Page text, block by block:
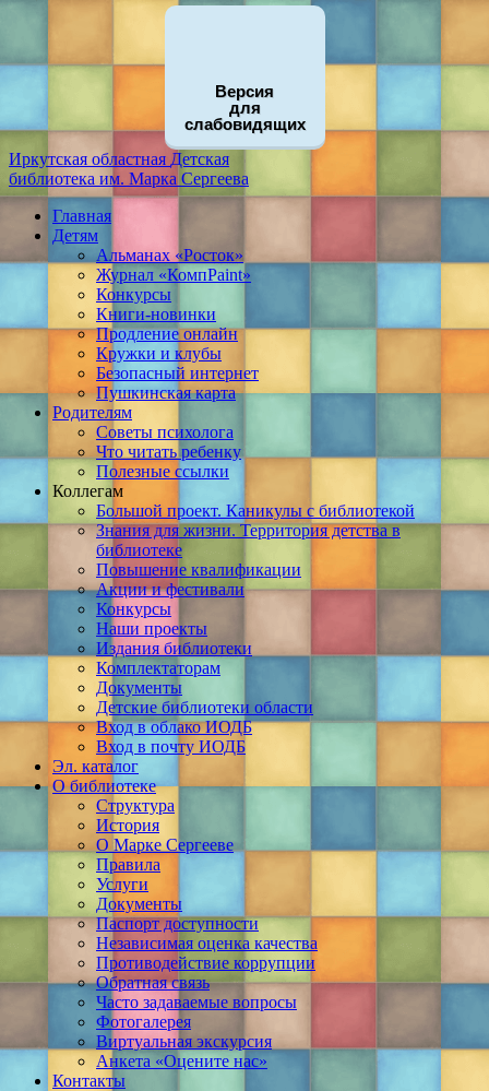
Версия
для
слабовидящих
Иркутская областная Детская
библиотека им. Марка Сергеева
Главная
Детям
Альманах «Росток»
Журнал «КомпPaint»
Конкурсы
Книги-новинки
Продление онлайн
Кружки и клубы
Безопасный интернет
Пушкинская карта
Родителям
Советы психолога
Что читать ребенку
Полезные ссылки
Коллегам
Большой проект. Каникулы с библиотекой
Знания для жизни. Территория детства в
библиотеке
Повышение квалификации
Акции и фестивали
Конкурсы
Наши проекты
Издания библиотеки
Комплектаторам
Документы
Детские библиотеки области
Вход в облако ИОДБ
Вход в почту ИОДБ
Эл. каталог
О библиотеке
Структура
История
О Марке Сергееве
Правила
Услуги
Документы
Паспорт доступности
Независимая оценка качества
Противодействие коррупции
Обратная связь
Часто задаваемые вопросы
Фотогалерея
Виртуальная экскурсия
Анкета «Оцените нас»
Контакты